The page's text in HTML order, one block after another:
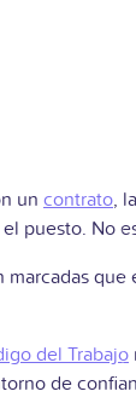
un contrato,
puesto. No
del Trabajo
de